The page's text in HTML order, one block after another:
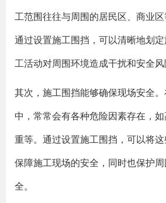
工范围往往与周围的居民区、商业区
通过设置施工围挡，可以清晰地划
工活动对周围环境造成干扰和安全风
其次，施工围挡能够确保现场安全
中，常常会有各种危险因素存在，
重等。通过设置施工围挡，可以将这
保障施工现场的安全，同时也保护
全。